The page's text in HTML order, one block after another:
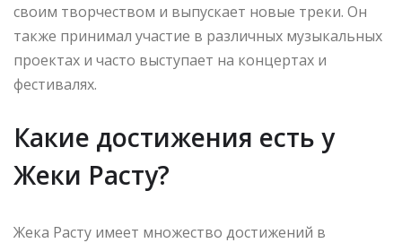
своим творчеством и выпускает новые треки. Он
также принимал участие в различных музыкальных
проектах и часто выступает на концертах и
фестивалях.
Какие достижения есть у
Жеки Расту?
Жека Расту имеет множество достижений в